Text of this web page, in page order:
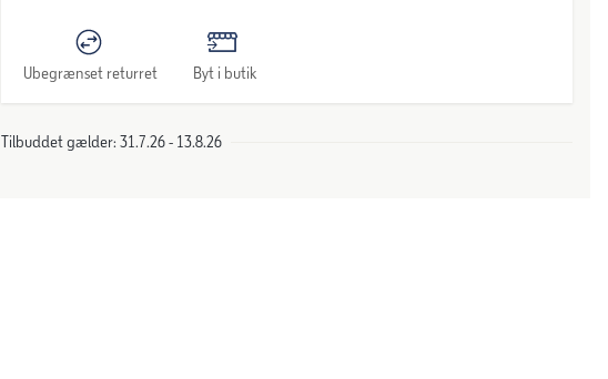
Ubegrænset returret Byt i butik
Tilbuddet gælder: 31.7.26 - 13.8.26